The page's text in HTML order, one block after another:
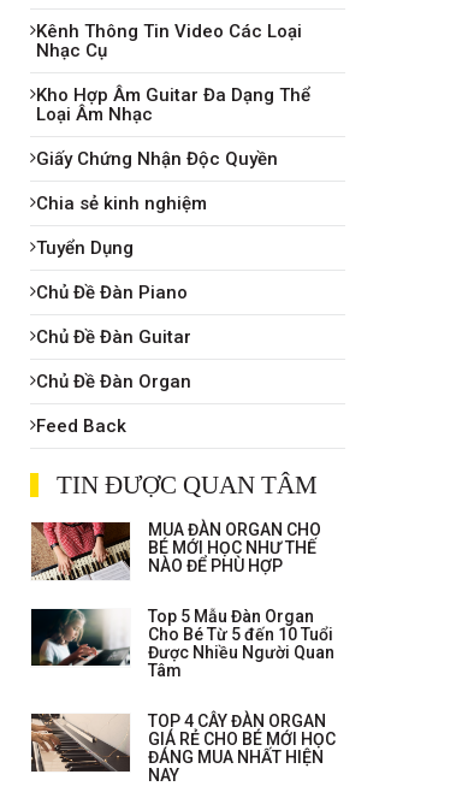
Kênh Thông Tin Video Các Loại
Nhạc Cụ
Kho Hợp Âm Guitar Đa Dạng Thể
Loại Âm Nhạc
Giấy Chứng Nhận Độc Quyền
Chia sẻ kinh nghiệm
Tuyển Dụng
Chủ Đề Đàn Piano
Chủ Đề Đàn Guitar
Chủ Đề Đàn Organ
Feed Back
TIN ĐƯỢC QUAN TÂM
MUA ĐÀN ORGAN CHO
BÉ MỚI HỌC NHƯ THẾ
NÀO ĐỂ PHÙ HỢP
Top 5 Mẫu Đàn Organ
Cho Bé Từ 5 đến 10 Tuổi
Được Nhiều Người Quan
Tâm
TOP 4 CÂY ĐÀN ORGAN
GIÁ RẺ CHO BÉ MỚI HỌC
ĐÁNG MUA NHẤT HIỆN
NAY